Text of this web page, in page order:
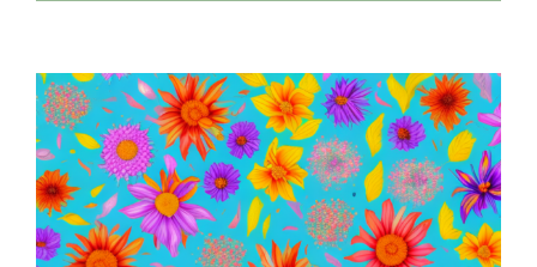
Zeige
grösseres
Bild